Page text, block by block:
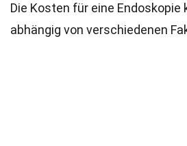
Die Kosten für eine Endoskopie
abhängig von verschiedenen